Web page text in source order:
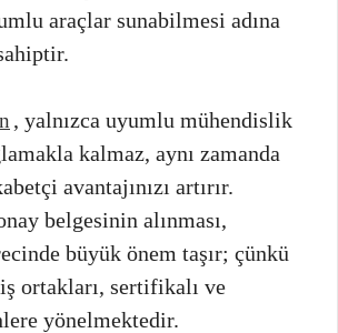
araçlar sunabilmesi adına
, yalnızca uyumlu mühendislik
kalmaz, aynı zamanda
avantajınızı artırır.
belgesinin alınması,
büyük önem taşır; çünkü
ortakları, sertifikalı ve
yönelmektedir.